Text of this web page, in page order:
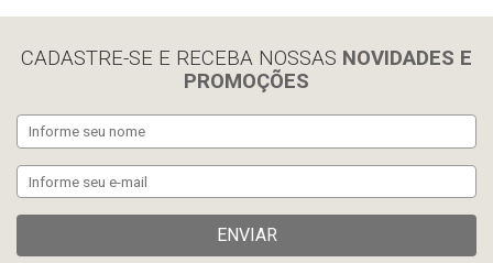
Exibir todos Fechar [×]
CADASTRE-SE E RECEBA NOSSAS NOVIDADES E
PROMOÇÕES
ENVIAR